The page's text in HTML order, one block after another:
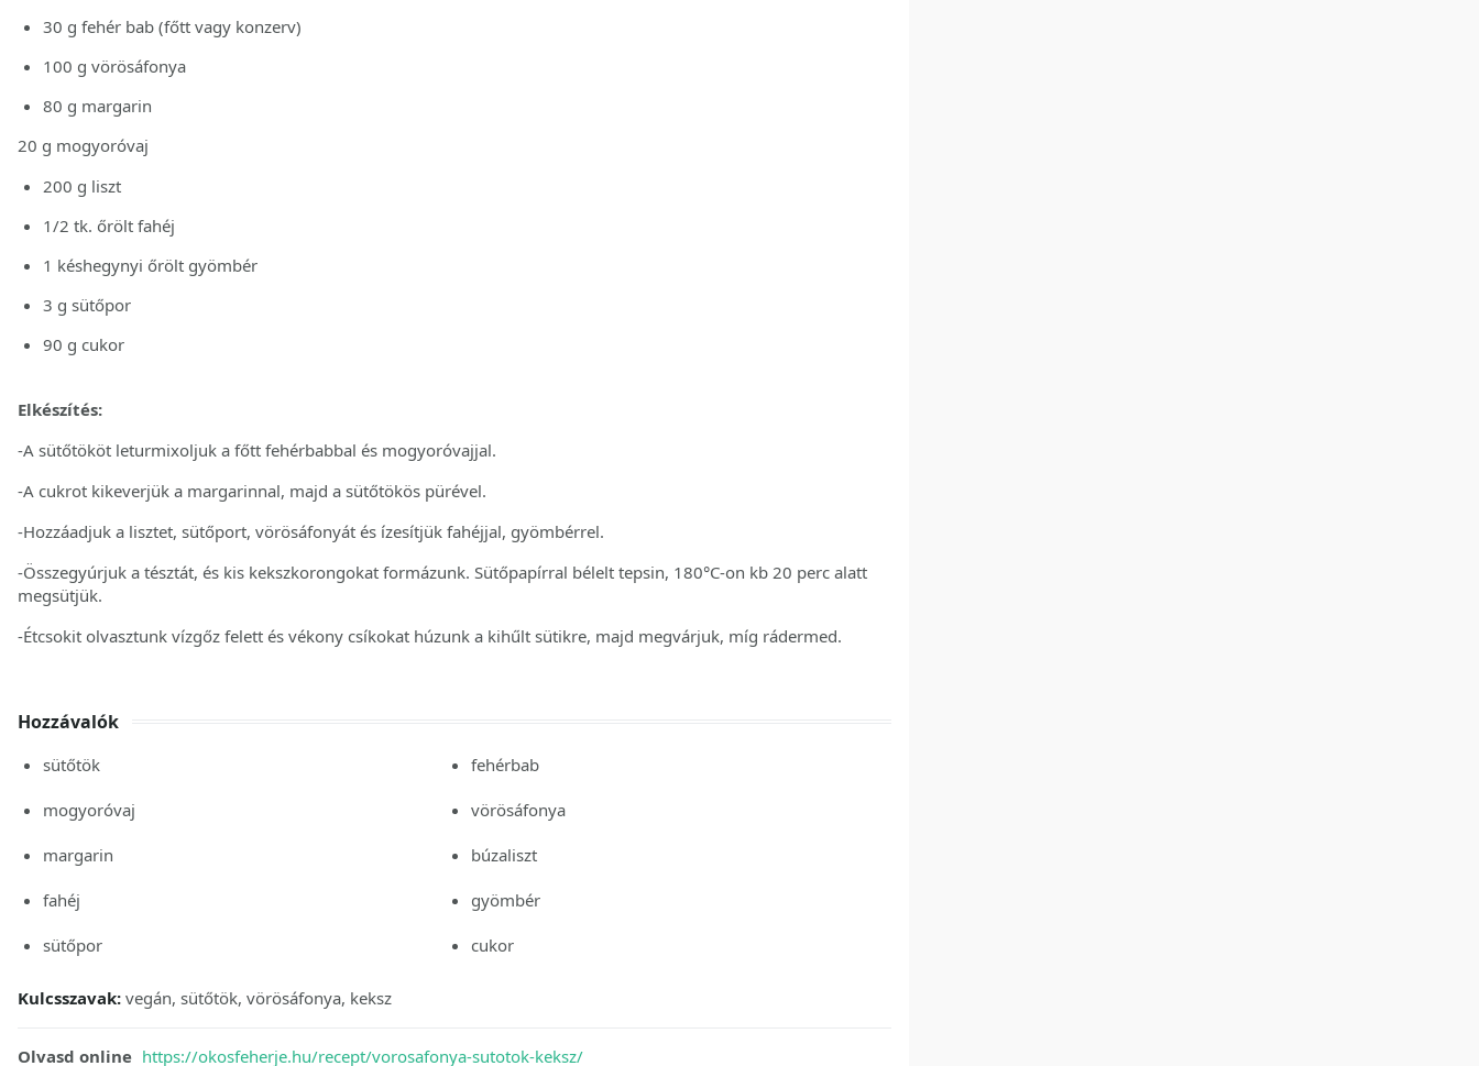
30 g fehér bab (főtt vagy konzerv)
100 g vörösáfonya
80 g margarin
20 g mogyoróvaj
200 g liszt
1/2 tk. őrölt fahéj
1 késhegynyi őrölt gyömbér
3 g sütőpor
90 g cukor
Elkészítés:
-A sütőtököt leturmixoljuk a főtt fehérbabbal és mogyoróvajjal.
-A cukrot kikeverjük a margarinnal, majd a sütőtökös pürével.
-Hozzáadjuk a lisztet, sütőport, vörösáfonyát és ízesítjük fahéjjal, gyömbérrel.
-Összegyúrjuk a tésztát, és kis kekszkorongokat formázunk. Sütőpapírral bélelt tepsin, 180°C-on kb 20 perc alatt
megsütjük.
-Étcsokit olvasztunk vízgőz felett és vékony csíkokat húzunk a kihűlt sütikre, majd megvárjuk, míg rádermed.
Hozzávalók
sütőtök fehérbab
mogyoróvaj vörösáfonya
margarin búzaliszt
fahéj gyömbér
sütőpor cukor
Kulcsszavak: vegán, sütőtök, vörösáfonya, keksz
Olvasd online https://okosfeherje.hu/recept/vorosafonya-sutotok-keksz/